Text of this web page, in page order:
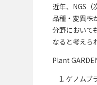
近年、NGS（
品種・変異株
分野において
なると考えら
Plant
ゲノムブ